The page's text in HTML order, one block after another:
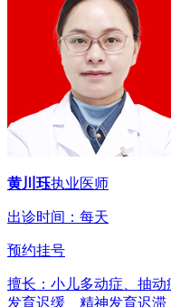
黄川珏执业医师
出诊时间：每天
预约挂号
擅长：小儿多动症、抽
发育迟缓、精神发育迟